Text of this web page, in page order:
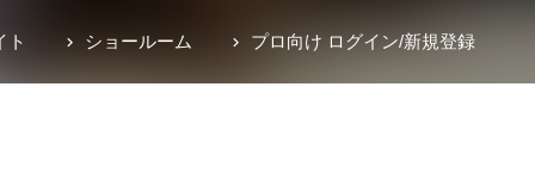
ト ショールーム プロ向け ログイン/新規登録